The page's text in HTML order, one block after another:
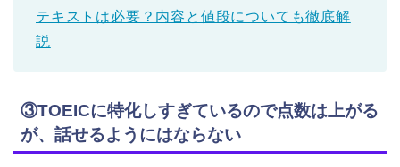
テキストは必要？内容と値段についても徹底解
説
③TOEICに特化しすぎているので点数は上がる
が、話せるようにはならない